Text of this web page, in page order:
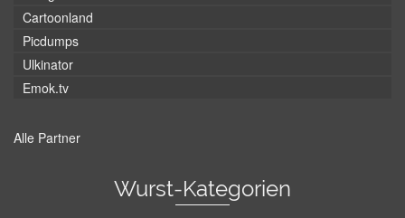
Cartoonland
Picdumps
Ulkinator
Emok.tv
Alle Partner
Wurst-Kategorien